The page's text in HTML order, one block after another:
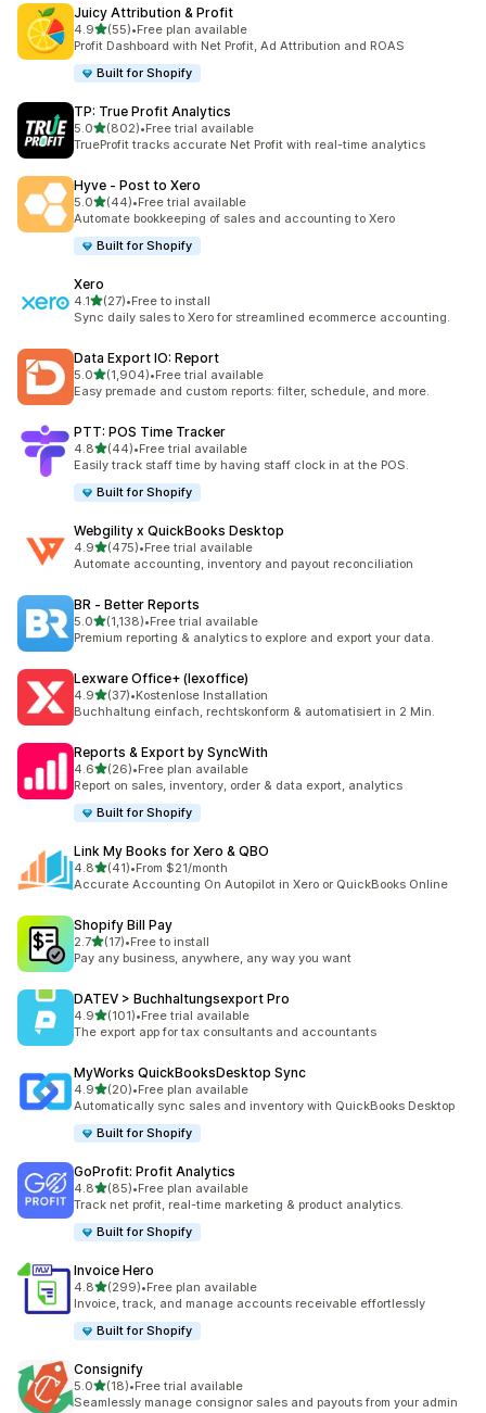
Juicy Attribution & Profit
4.9별 5개 중
(55)
총 리뷰 55개
•Free plan available
Profit Dashboard with Net Profit, Ad Attribution and ROAS
Built for Shopify
TP: True Profit Analytics
5.0별 5개 중
(802)
총 리뷰 802개
•Free trial available
TrueProfit tracks accurate Net Profit with real-time analytics
Hyve ‑ Post to Xero
5.0별 5개 중
(44)
총 리뷰 44개
•Free trial available
Automate bookkeeping of sales and accounting to Xero
Built for Shopify
Xero
4.1별 5개 중
(27)
총 리뷰 27개
•Free to install
Sync daily sales to Xero for streamlined ecommerce accounting.
Data Export IO: Report
5.0별 5개 중
(1,904)
총 리뷰 1904개
•Free trial available
Easy premade and custom reports: filter, schedule, and more.
PTT: POS Time Tracker
4.8별 5개 중
(44)
총 리뷰 44개
•Free trial available
Easily track staff time by having staff clock in at the POS.
Built for Shopify
Webgility x QuickBooks Desktop
4.9별 5개 중
(475)
총 리뷰 475개
•Free trial available
Automate accounting, inventory and payout reconciliation
BR ‑ Better Reports
5.0별 5개 중
(1,138)
총 리뷰 1138개
•Free trial available
Premium reporting & analytics to explore and export your data.
Lexware Office+ (lexoffice)
4.9별 5개 중
(37)
총 리뷰 37개
•Kostenlose Installation
Buchhaltung einfach, rechtskonform & automatisiert in 2 Min.
Reports & Export by SyncWith
4.6별 5개 중
(26)
총 리뷰 26개
•Free plan available
Report on sales, inventory, order & data export, analytics
Built for Shopify
Link My Books for Xero & QBO
4.8별 5개 중
(41)
총 리뷰 41개
•From $21/month
Accurate Accounting On Autopilot in Xero or QuickBooks Online
Shopify Bill Pay
2.7별 5개 중
(17)
총 리뷰 17개
•Free to install
Pay any business, anywhere, any way you want
DATEV > Buchhaltungsexport Pro
4.9별 5개 중
(101)
총 리뷰 101개
•Free trial available
The export app for tax consultants and accountants
MyWorks QuickBooksDesktop Sync
4.9별 5개 중
(20)
총 리뷰 20개
•Free plan available
Automatically sync sales and inventory with QuickBooks Desktop
Built for Shopify
GoProfit: Profit Analytics
4.8별 5개 중
(85)
총 리뷰 85개
•Free plan available
Track net profit, real-time marketing & product analytics.
Built for Shopify
Invoice Hero
4.8별 5개 중
(299)
총 리뷰 299개
•Free plan available
Invoice, track, and manage accounts receivable effortlessly
Built for Shopify
Consignify
5.0별 5개 중
(18)
총 리뷰 18개
•Free trial available
Seamlessly manage consignor sales and payouts from your admin